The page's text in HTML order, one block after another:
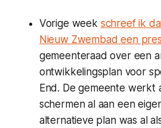
Vorige week schreef ik
Nieuw Zwembad een
gemeenteraad over een
ontwikkelingsplan voor
End. De gemeente werkt
schermen al aan een
alternatieve plan was al